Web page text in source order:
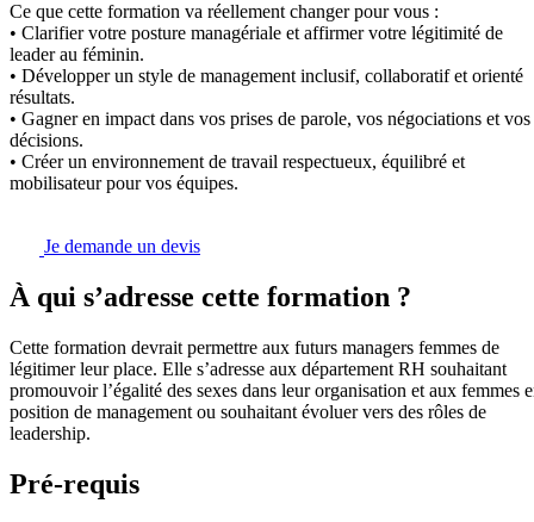
Ce que cette formation va réellement changer pour vous :
• Clarifier votre posture managériale et affirmer votre légitimité de
leader au féminin.
• Développer un style de management inclusif, collaboratif et orienté
résultats.
• Gagner en impact dans vos prises de parole, vos négociations et vos
décisions.
• Créer un environnement de travail respectueux, équilibré et
mobilisateur pour vos équipes.
Je demande un devis
À qui s’adresse cette formation ?
Cette formation devrait permettre aux futurs managers femmes de
légitimer leur place. Elle s’adresse aux département RH souhaitant
promouvoir l’égalité des sexes dans leur organisation et aux femmes
position de management ou souhaitant évoluer vers des rôles de
leadership.
Pré-requis